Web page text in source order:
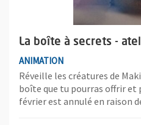
La boîte à secrets -
ANIMATION
Réveille les créatures de
boîte que tu pourras offrir et
février est annulé en raison